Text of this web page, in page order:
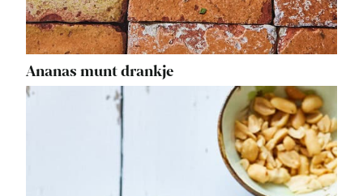
Ananas munt drankje